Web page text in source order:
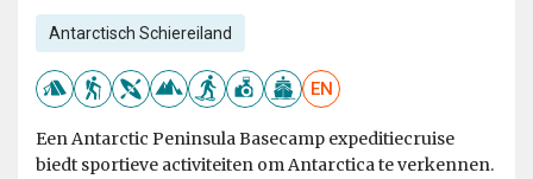
Antarctisch Schiereiland
EN
Een Antarctic Peninsula Basecamp expeditiecruise
biedt sportieve activiteiten om Antarctica te verkennen.